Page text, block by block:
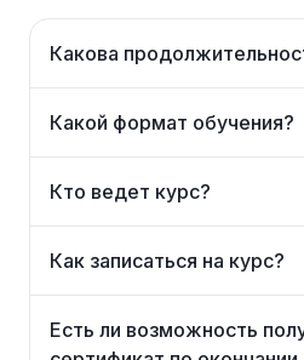
Какова
Какой формат обучения?
Кто ведет курс?
Как записаться на курс?
Есть ли возможность